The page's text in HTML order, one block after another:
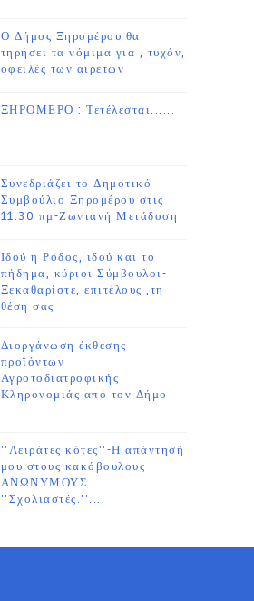
Ο Δήμος Ξηρομέρου θα
τηρήσει τα νόμιμα για , τυχόν,
οφειλές των αιρετών
ΞΗΡΟΜΕΡΟ : Τετέλεσται......
Συνεδριάζει το Δημοτικό
Συμβούλιο Ξηρομέρου στις
11.30 πμ-Ζωντανή Μετάδοση
Ιδού η Ρόδος, ιδού και το
πήδημα, κύριοι Σύμβουλοι-
Ξεκαθαρίστε, επιτέλους ,τη
θέση σας
Διοργάνωση έκθεσης
προϊόντων
Αγροτοδιατροφικής
Κληρονομιάς από τον Δήμο
''Λειράτες κότες''-Η απάντησή
μου στους κακόβουλους
ΑΝΩΝΥΜΟΥΣ
''Σχολιαστές.''....